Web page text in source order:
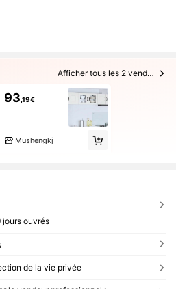
Afficher tous les 2 vendeurs
93 ,19€
Mushengkj
ouvrés
de la vie privée